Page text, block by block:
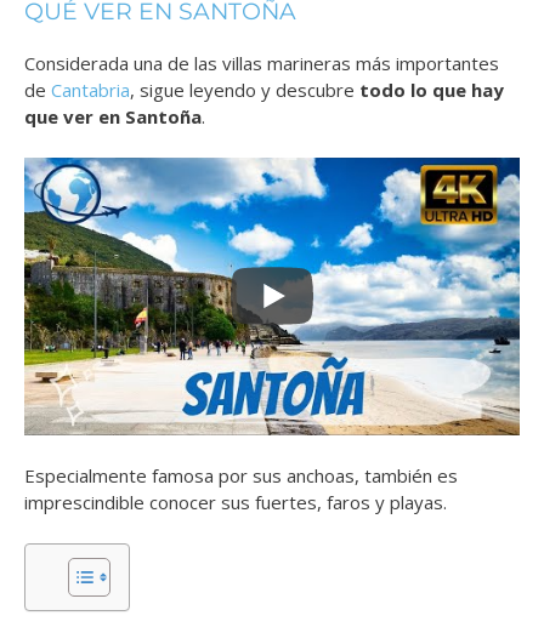
QUÉ VER EN SANTOÑA
Considerada una de las villas marineras más importantes
de Cantabria, sigue leyendo y descubre todo lo que hay
que ver en Santoña.
Especialmente famosa por sus anchoas, también es
imprescindible conocer sus fuertes, faros y playas.